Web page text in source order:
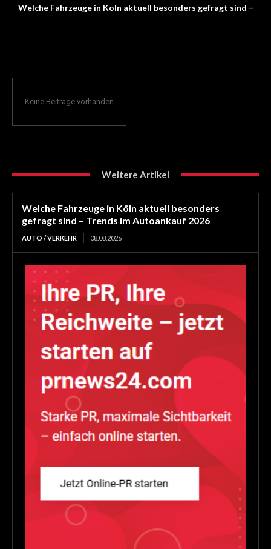
Welche Fahrzeuge in Köln aktuell besonders gefragt sind –
Keine Beiträge vorhanden
Weitere Artikel
Welche Fahrzeuge in Köln aktuell besonders
gefragt sind – Trends im Autoankauf 2026
AUTO / VERKEHR 08.08.2026